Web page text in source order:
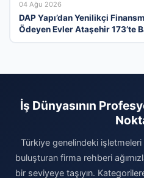
04 Ağu 2026
DAP Yapı’dan Yenilikçi
Ödeyen Evler Ataşehir 173’te
İş Dünyasının
Türkiye genelindeki işletmeleri
buluşturan firma rehberi
bir seviyeye taşıyın.